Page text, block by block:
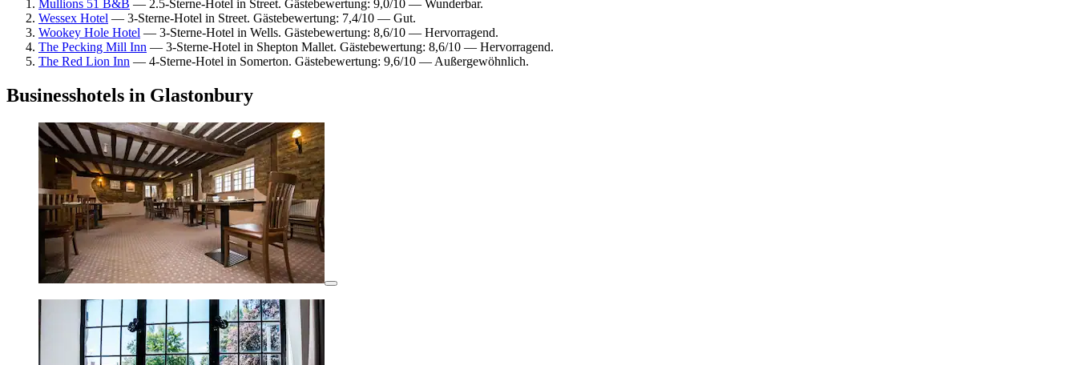
Mullions 51 B&B — 2.5-Sterne-Hotel in Street. Gästebewertung: 9,0/10 — Wunderbar.
Wessex Hotel — 3-Sterne-Hotel in Street. Gästebewertung: 7,4/10 — Gut.
Wookey Hole Hotel — 3-Sterne-Hotel in Wells. Gästebewertung: 8,6/10 — Hervorragend.
The Pecking Mill Inn — 3-Sterne-Hotel in Shepton Mallet. Gästebewertung: 8,6/10 — Hervorragend.
The Red Lion Inn — 4-Sterne-Hotel in Somerton. Gästebewertung: 9,6/10 — Außergewöhnlich.
Businesshotels in Glastonbury